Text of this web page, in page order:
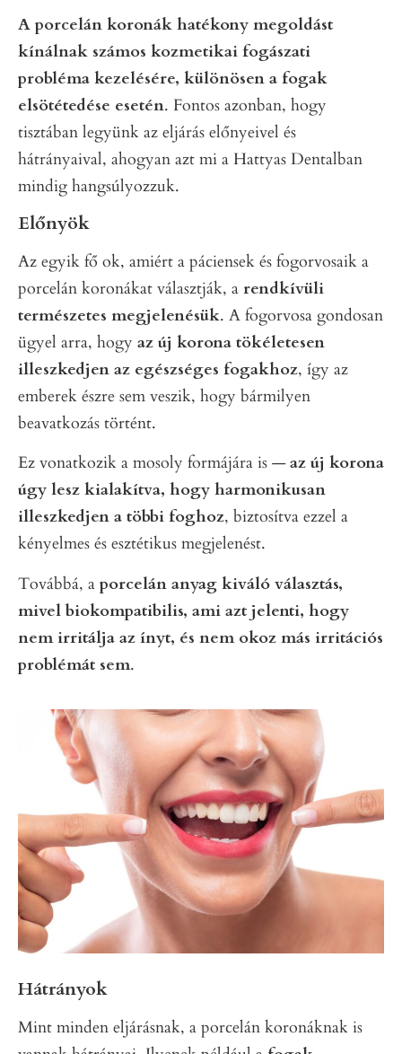
A porcelán koronák hatékony megoldást
kínálnak számos kozmetikai fogászati
probléma kezelésére, különösen a fogak
elsötétedése esetén. Fontos azonban, hogy
tisztában legyünk az eljárás előnyeivel és
hátrányaival, ahogyan azt mi a Hattyas Dentalban
mindig hangsúlyozzuk.
Előnyök
Az egyik fő ok, amiért a páciensek és fogorvosaik a
porcelán koronákat választják, a rendkívüli
természetes megjelenésük. A fogorvosa gondosan
ügyel arra, hogy az új korona tökéletesen
illeszkedjen az egészséges fogakhoz, így az
emberek észre sem veszik, hogy bármilyen
beavatkozás történt.
Ez vonatkozik a mosoly formájára is —az új korona
úgy lesz kialakítva, hogy harmonikusan
illeszkedjen a többi foghoz, biztosítva ezzel a
kényelmes és esztétikus megjelenést.
Továbbá, a porcelán anyag kiváló választás,
mivel biokompatibilis, ami azt jelenti, hogy
nem irritálja az ínyt, és nem okoz más irritációs
problémát sem.
Hátrányok
Mint minden eljárásnak, a porcelán koronáknak is